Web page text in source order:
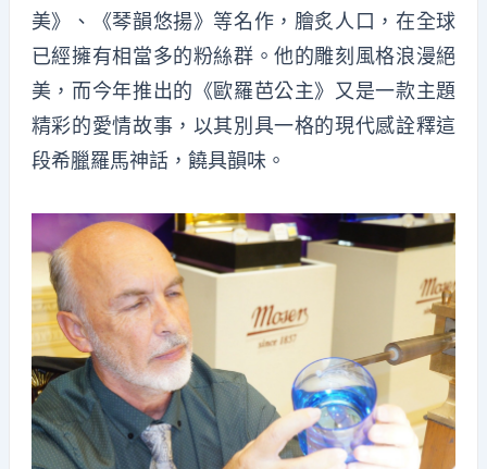
美》、《琴韻悠揚》等名作，膾炙人口，在全球
已經擁有相當多的粉絲群。他的雕刻風格浪漫絕
美，而今年推出的《歐羅芭公主》又是一款主題
精彩的愛情故事，以其別具一格的現代感詮釋這
段希臘羅馬神話，饒具韻味。